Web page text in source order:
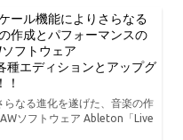
ール機能によりさらなる
作成とパフォーマンスの
フトウェア
種エディションとアップグ
！
なる進化を遂げた、音楽の作
ソフトウェア Ableton「Live